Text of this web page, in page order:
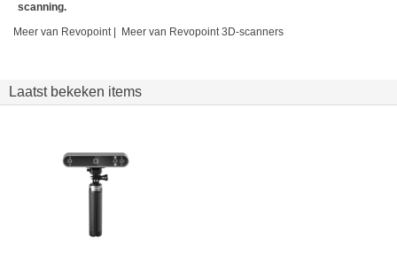
scanning.
Meer van Revopoint| Meer van Revopoint 3D-scanners
Laatst bekeken items